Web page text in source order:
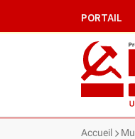
PORTAIL
Accueil